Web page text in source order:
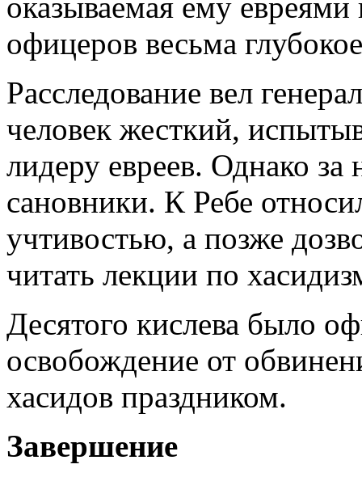
оказываемая ему
офицеров весьма
Расследование вел
человек жесткий,
лидеру евреев. Однако за
сановники. К Ребе
учтивостью, а позже
читать лекции по
Десятого кислева было
освобождение от
хасидов праздником.
Завершение